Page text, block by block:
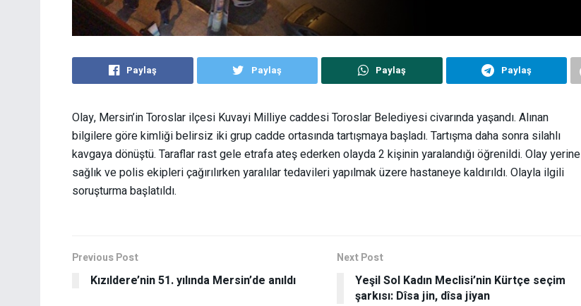
Paylaş Paylaş Paylaş Paylaş
Olay, Mersin’in Toroslar ilçesi Kuvayi Milliye caddesi Toroslar Belediyesi civarında yaşandı. Alınan
bilgilere göre kimliği belirsiz iki grup cadde ortasında tartışmaya başladı. Tartışma daha sonra silahlı
kavgaya dönüştü. Taraflar rast gele etrafa ateş ederken olayda 2 kişinin yaralandığı öğrenildi. Olay yerine
sağlık ve polis ekipleri çağırılırken yaralılar tedavileri yapılmak üzere hastaneye kaldırıldı. Olayla ilgili
soruşturma başlatıldı.
Previous Post
Kızıldere’nin 51. yılında Mersin’de anıldı
Next Post
Yeşil Sol Kadın Meclisi’nin Kürtçe seçim
şarkısı: Dîsa jin, dîsa jiyan